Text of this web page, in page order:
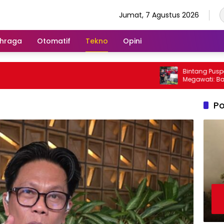
Jumat, 7 Agustus 2026
Otomatif Tekno Opini
Bintang Puspayoga
Megawati: Bang Jali
Dipantau dan